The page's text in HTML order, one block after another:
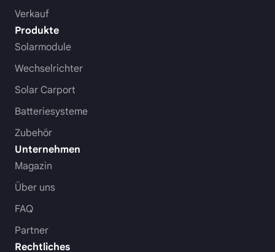
Verkauf
Produkte
Solarmodule
Wechselrichter
Solar Carport
Batteriesysteme
Zubehör
Unternehmen
Magazin
Über uns
FAQ
Partner
Rechtliches